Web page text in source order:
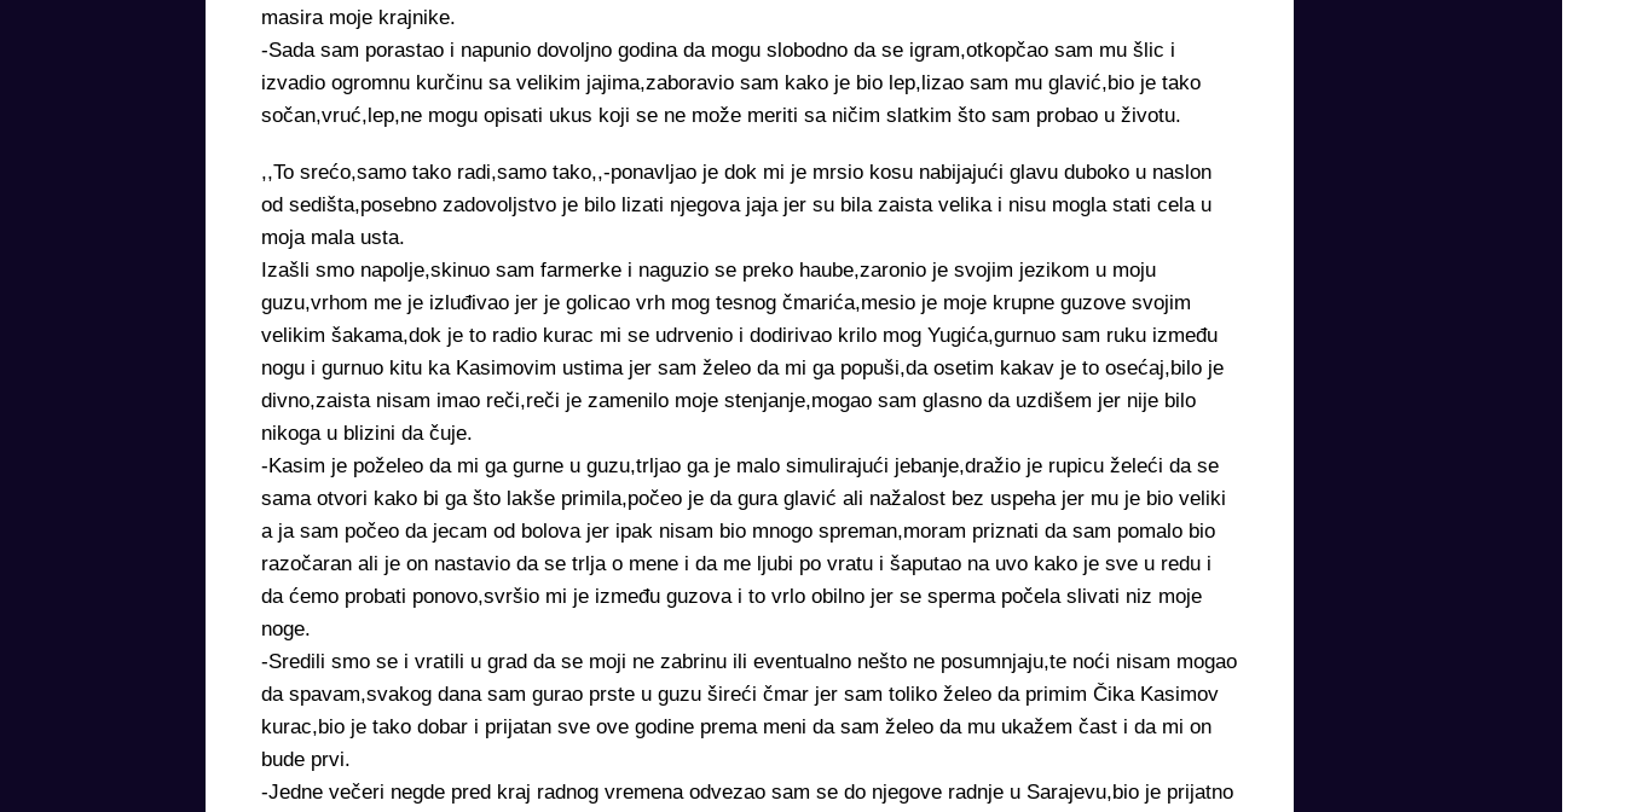
masira moje krajnike.
-Sada sam porastao i napunio dovoljno godina da mogu slobodno da se igram,otkopčao sam mu šlic i
izvadio ogromnu kurčinu sa velikim jajima,zaboravio sam kako je bio lep,lizao sam mu glavić,bio je tako
sočan,vruć,lep,ne mogu opisati ukus koji se ne može meriti sa ničim slatkim što sam probao u životu.
,,To srećo,samo tako radi,samo tako,,-ponavljao je dok mi je mrsio kosu nabijajući glavu duboko u naslon
od sedišta,posebno zadovoljstvo je bilo lizati njegova jaja jer su bila zaista velika i nisu mogla stati cela u
moja mala usta.
Izašli smo napolje,skinuo sam farmerke i naguzio se preko haube,zaronio je svojim jezikom u moju
guzu,vrhom me je izluđivao jer je golicao vrh mog tesnog čmarića,mesio je moje krupne guzove svojim
velikim šakama,dok je to radio kurac mi se udrvenio i dodirivao krilo mog Yugića,gurnuo sam ruku između
nogu i gurnuo kitu ka Kasimovim ustima jer sam želeo da mi ga popuši,da osetim kakav je to osećaj,bilo je
divno,zaista nisam imao reči,reči je zamenilo moje stenjanje,mogao sam glasno da uzdišem jer nije bilo
nikoga u blizini da čuje.
-Kasim je poželeo da mi ga gurne u guzu,trljao ga je malo simulirajući jebanje,dražio je rupicu želeći da se
sama otvori kako bi ga što lakše primila,počeo je da gura glavić ali nažalost bez uspeha jer mu je bio veliki
a ja sam počeo da jecam od bolova jer ipak nisam bio mnogo spreman,moram priznati da sam pomalo bio
razočaran ali je on nastavio da se trlja o mene i da me ljubi po vratu i šaputao na uvo kako je sve u redu i
da ćemo probati ponovo,svršio mi je između guzova i to vrlo obilno jer se sperma počela slivati niz moje
noge.
-Sredili smo se i vratili u grad da se moji ne zabrinu ili eventualno nešto ne posumnjaju,te noći nisam mogao
da spavam,svakog dana sam gurao prste u guzu šireći čmar jer sam toliko želeo da primim Čika Kasimov
kurac,bio je tako dobar i prijatan sve ove godine prema meni da sam želeo da mu ukažem čast i da mi on
bude prvi.
-Jedne večeri negde pred kraj radnog vremena odvezao sam se do njegove radnje u Sarajevu,bio je prijatno